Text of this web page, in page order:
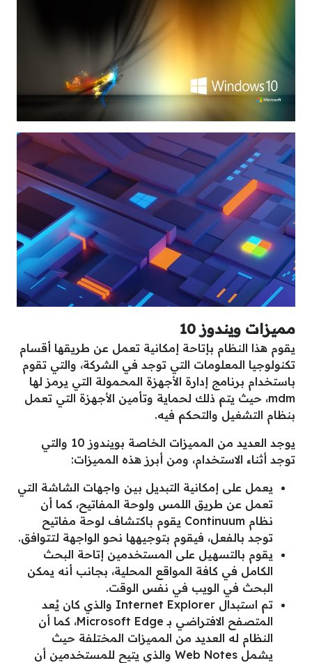
مميزات ويندوز 10
يقوم هذا النظام بإتاحة إمكانية تعمل عن طريقها أقسام
تكنولوجيا المعلومات التي توجد في الشركة، والتي تقوم
باستخدام برنامج إدارة الأجهزة المحمولة التي يرمز لها
mdm، حيث يتم ذلك لحماية وتأمين الأجهزة التي تعمل
بنظام التشغيل والتحكم فيه.
يوجد العديد من المميزات الخاصة بويندوز 10 والتي
توجد أثناء الاستخدام، ومن أبرز هذه المميزات:
يعمل على إمكانية التبديل بين واجهات الشاشة التي
تعمل عن طريق اللمس ولوحة المفاتيح، كما أن
نظام Continuum يقوم باكتشاف لوحة مفاتيح
توجد بالفعل، فيقوم بتوجيهها نحو الواجهة لتتوافق.
يقوم بالتسهيل على المستخدمين إتاحة البحث
الكامل في كافة المواقع المحلية، بجانب أنه يمكن
البحث في الويب في نفس الوقت.
تم استبدال Internet Explorer والذي كان يُعد
المتصفح الافتراضي بـ Microsoft Edge، كما أن
النظام له العديد من المميزات المختلفة حيث
يشمل Web Notes والذي يتيح للمستخدمين أن